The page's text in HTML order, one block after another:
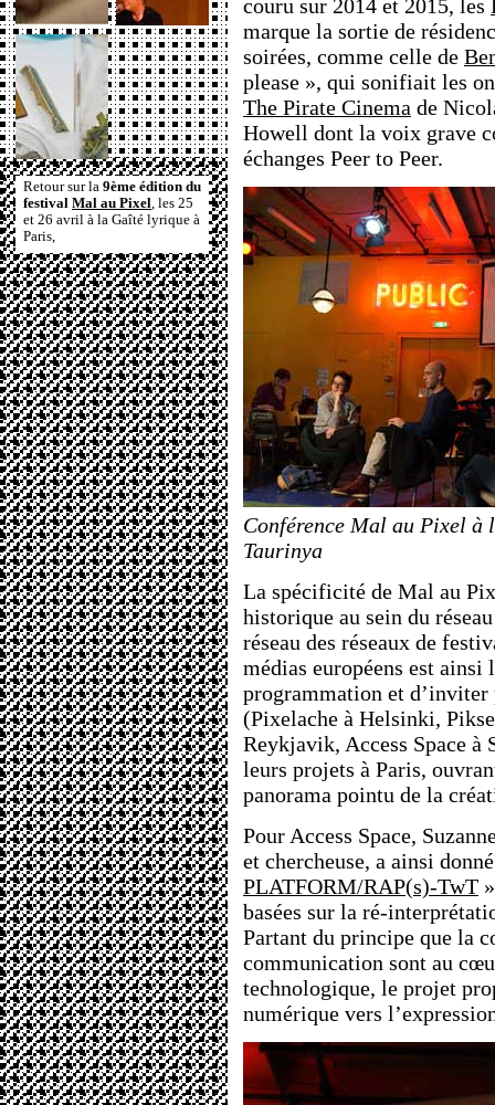
Retour sur la 9ème édition du
festival Mal au Pixel, les 25
et 26 avril à la Gaîté lyrique à
Paris,
couru sur 2014 et 2015, les
marque la sortie de
soirées, comme celle de
please », qui sonifiait les
The Pirate Cinema de
Howell dont la voix grave
échanges Peer to Peer.
Conférence Mal au Pixel
Taurinya
La spécificité de Mal au
historique au sein du
réseau des réseaux de
médias européens est ainsi
programmation et d’inviter
(Pixelache à Helsinki,
Reykjavik, Access Space
leurs projets à Paris,
panorama pointu de la
Pour Access Space,
et chercheuse, a ainsi
PLATFORM/RAP(s)-TwT
basées sur la ré-
Partant du principe que la
communication sont au
technologique, le projet
numérique vers